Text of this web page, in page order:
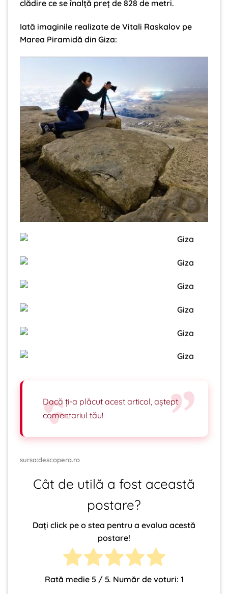
clădire ce se înalţă preţ de 828 de metri.
Iată imaginile realizate de Vitali Raskalov pe
Marea Piramidă din Giza:
Dacă ți-a plăcut acest articol, aștept
comentariul tău!
sursa:descopera.ro
Cât de utilă a fost această
postare?
Dați click pe o stea pentru a evalua acestă
postare!
Rată medie 5 / 5. Număr de voturi: 1